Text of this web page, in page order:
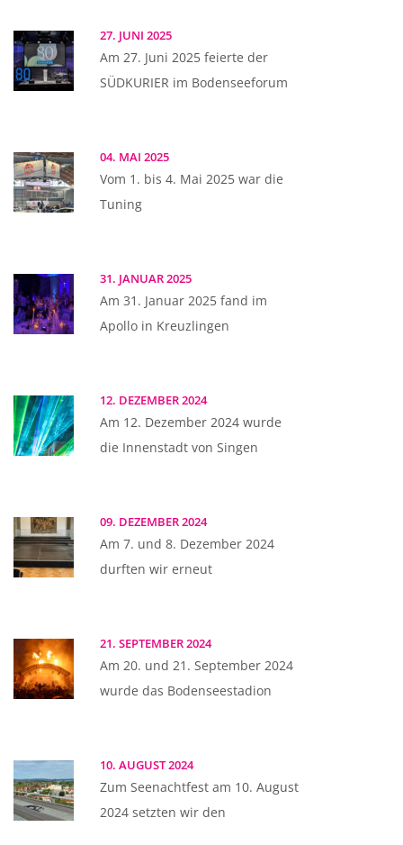
27. JUNI 2025
Am 27. Juni 2025 feierte der
SÜDKURIER im Bodenseeforum
04. MAI 2025
Vom 1. bis 4. Mai 2025 war die
Tuning
31. JANUAR 2025
Am 31. Januar 2025 fand im
Apollo in Kreuzlingen
12. DEZEMBER 2024
Am 12. Dezember 2024 wurde
die Innenstadt von Singen
09. DEZEMBER 2024
Am 7. und 8. Dezember 2024
durften wir erneut
21. SEPTEMBER 2024
Am 20. und 21. September 2024
wurde das Bodenseestadion
10. AUGUST 2024
Zum Seenachtfest am 10. August
2024 setzten wir den